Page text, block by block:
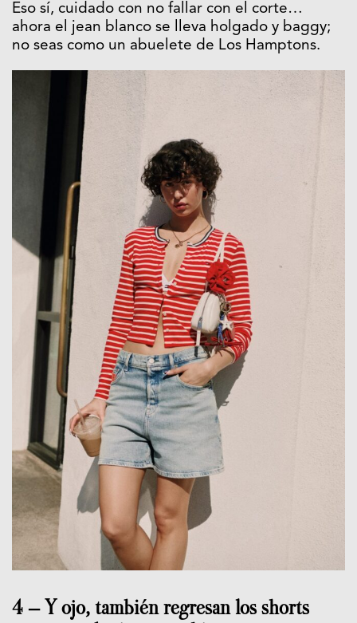
Eso sí, cuidado con no fallar con el corte…
ahora el jean blanco se lleva holgado y baggy;
no seas como un abuelete de Los Hamptons.
4 – Y ojo, también regresan los shorts